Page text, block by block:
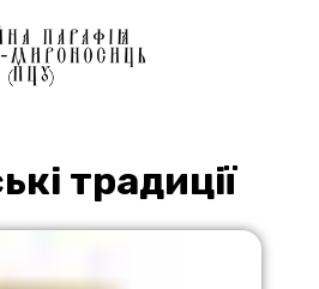
традиції